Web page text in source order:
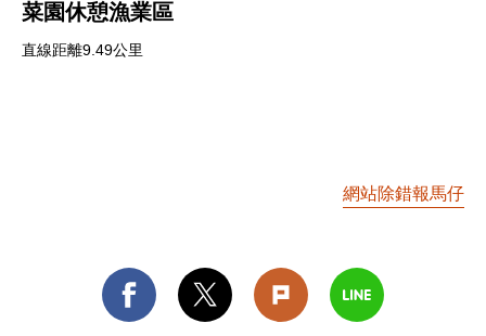
菜園休憩漁業區
直線距離9.49公里
網站除錯報馬仔